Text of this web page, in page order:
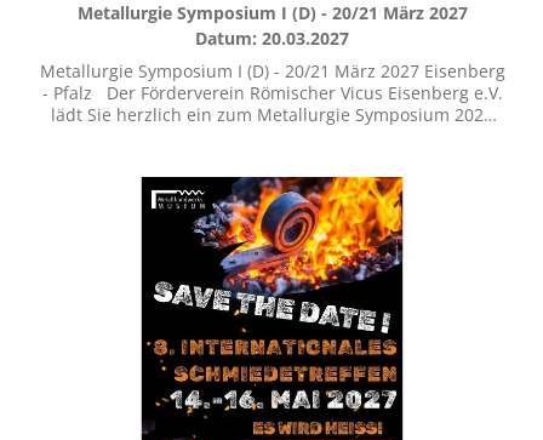
Metallurgie Symposium I (D) - 20/21 März 2027
Datum: 20.03.2027
Metallurgie Symposium I (D) - 20/21 März 2027 Eisenberg
- Pfalz Der Förderverein Römischer Vicus Eisenberg e.V.
lädt Sie herzlich ein zum Metallurgie Symposium 2027
https://metallurgiesymposium.eu/